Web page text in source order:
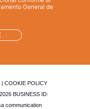
General de
| COOKIE POLICY
BUSINESS ID:
communication